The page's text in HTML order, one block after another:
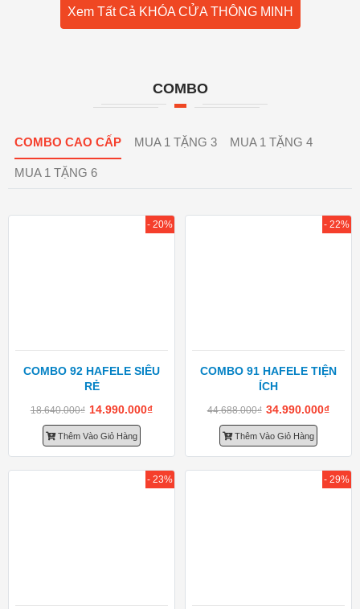
Xem Tất Cả KHÓA CỬA THÔNG MINH
COMBO
COMBO CAO CẤP MUA 1 TẶNG 3 MUA 1 TẶNG 4
MUA 1 TẶNG 6
COMBO 92 HAFELE SIÊU
RẺ
18.640.000₫ 14.990.000₫
Thêm Vào Giỏ Hàng
- 20%
COMBO 91 HAFELE TIỆN
ÍCH
44.688.000₫ 34.990.000₫
Thêm Vào Giỏ Hàng
- 22%
- 23% - 29%